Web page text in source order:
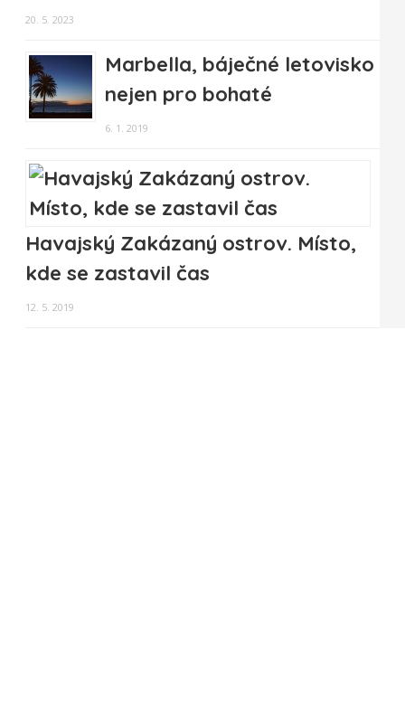
20. 5. 2023
Marbella, báječné letovisko
nejen pro bohaté
6. 1. 2019
Havajský Zakázaný ostrov. Místo,
kde se zastavil čas
12. 5. 2019